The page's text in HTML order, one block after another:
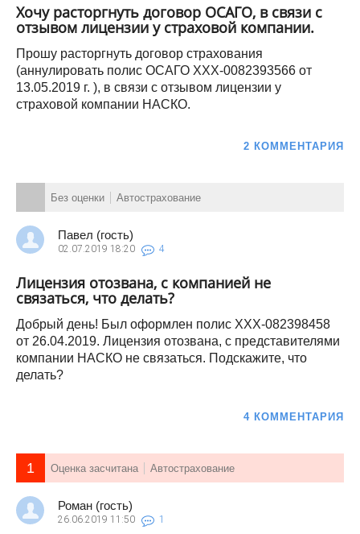
Хочу расторгнуть договор ОСАГО, в связи с
отзывом лицензии у страховой компании.
Прошу расторгнуть договор страхования
(аннулировать полис ОСАГО ХХХ-0082393566 от
13.05.2019 г. ), в связи с отзывом лицензии у
страховой компании НАСКО.
2 КОММЕНТАРИЯ
Без оценки Автострахование
Павел (гость)
02.07.2019 18:20 4
Лицензия отозвана, с компанией не
связаться, что делать?
Добрый день! Был оформлен полис XXX-082398458
от 26.04.2019. Лицензия отозвана, с представителями
компании НАСКО не связаться. Подскажите, что
делать?
4 КОММЕНТАРИЯ
1 Оценка засчитана Автострахование
Роман (гость)
26.06.2019 11:50 1